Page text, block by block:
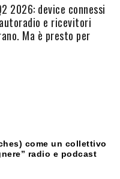
2026: device connessi
e ricevitori
Ma è presto per
come un collettivo
radio e podcast